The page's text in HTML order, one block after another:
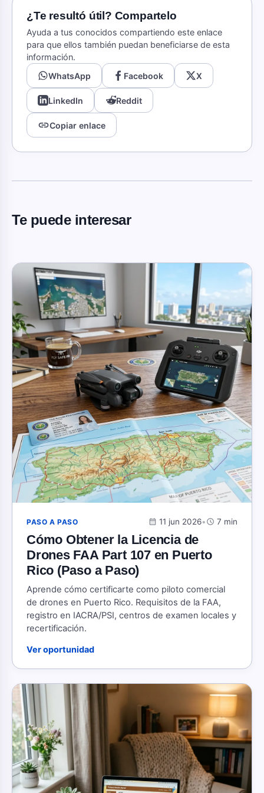
¿Te resultó útil? Compartelo
Ayuda a tus conocidos compartiendo este enlace
para que ellos también puedan beneficiarse de esta
información.
WhatsApp
Facebook X
LinkedIn Reddit
linkCopiar enlace
Te puede interesar
PASO A PASO calendar_month 11 jun 2026•schedule 7 min
Cómo Obtener la Licencia de
Drones FAA Part 107 en Puerto
Rico (Paso a Paso)
Aprende cómo certificarte como piloto comercial
de drones en Puerto Rico. Requisitos de la FAA,
registro en IACRA/PSI, centros de examen locales y
recertificación.
Ver oportunidad